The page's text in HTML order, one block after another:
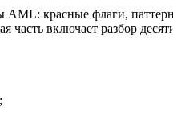
AML: красные флаги,
часть включает разбор